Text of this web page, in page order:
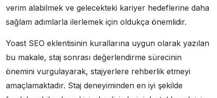
verim alabilmek ve gelecekteki kariyer hedeflerine daha
sağlam adımlarla ilerlemek için oldukça önemlidir.
Yoast SEO eklentisinin kurallarına uygun olarak yazılan
bu makale, staj sonrası değerlendirme sürecinin
önemini vurgulayarak, stajyerlere rehberlik etmeyi
amaçlamaktadır. Staj deneyiminden en iyi şekilde